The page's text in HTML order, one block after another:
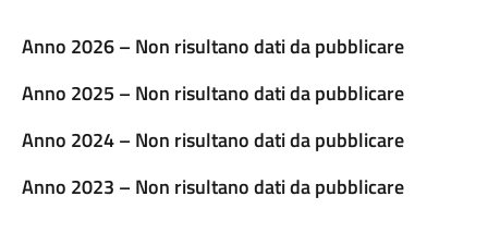
Anno 2026 – Non risultano dati da pubblicare
Anno 2025 – Non risultano dati da pubblicare
Anno 2024 – Non risultano dati da pubblicare
Anno 2023 – Non risultano dati da pubblicare